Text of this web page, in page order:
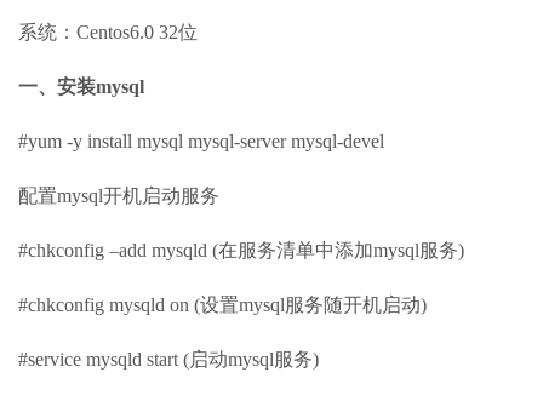
系统：Centos6.0 32位
一、安装mysql
#yum -y install mysql mysql-server mysql-devel
配置mysql开机启动服务
#chkconfig –add mysqld (在服务清单中添加mysql服务)
#chkconfig mysqld on (设置mysql服务随开机启动)
#service mysqld start (启动mysql服务)